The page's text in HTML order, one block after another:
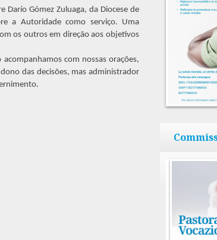
Darío Gómez Zuluaga, da Diocese de
a Autoridade como serviço. Uma
os outros em direção aos objetivos
com nossas orações,
das decisões, mas administrador